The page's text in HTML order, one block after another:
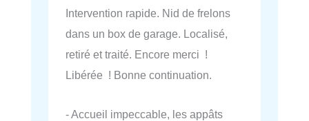
Intervention rapide. Nid de frelons
dans un box de garage. Localisé,
retiré et traité. Encore merci !
Libérée ! Bonne continuation.
- Accueil impeccable, les appâts